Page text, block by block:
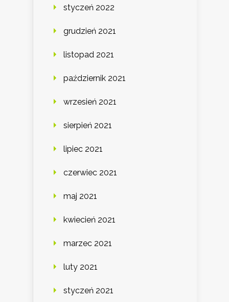
styczeń 2022
grudzień 2021
listopad 2021
październik 2021
wrzesień 2021
sierpień 2021
lipiec 2021
czerwiec 2021
maj 2021
kwiecień 2021
marzec 2021
luty 2021
styczeń 2021